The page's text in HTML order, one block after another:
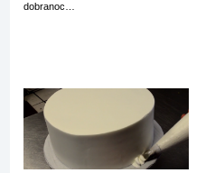
dobranoc…